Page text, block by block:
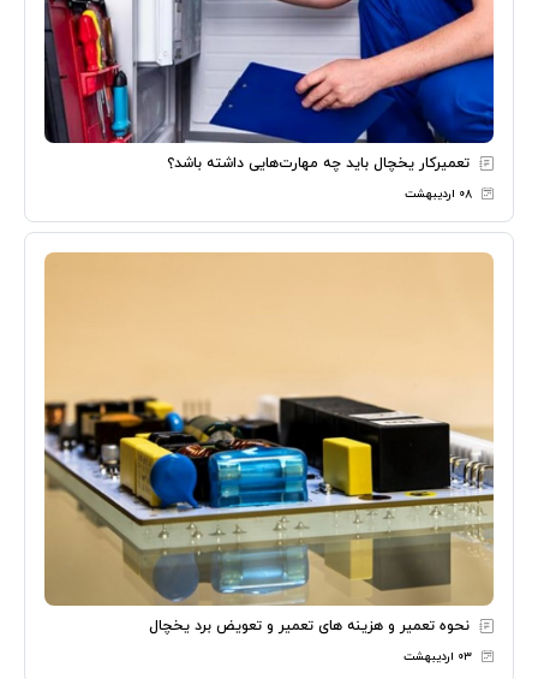
تعمیرکار یخچال باید چه مهارت‌هایی داشته باشد؟
۰۸ اردیبهشت
نحوه تعمیر و هزینه های تعمیر و تعویض برد یخچال
۰۳ اردیبهشت